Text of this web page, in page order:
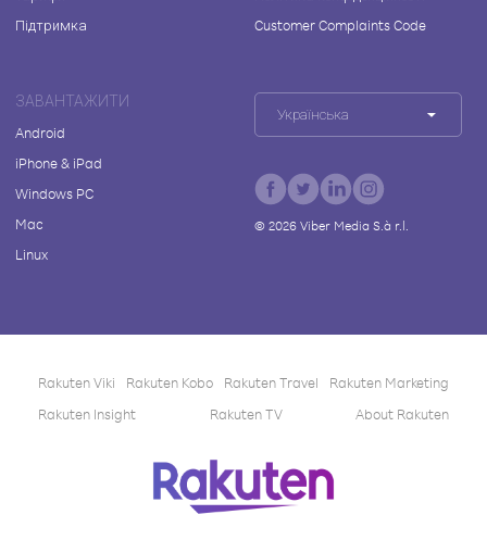
Підтримка
Customer Complaints Code
ЗАВАНТАЖИТИ
Android
iPhone & iPad
Windows PC
Mac
Linux
Українська
© 2026Viber Media S.à r.l.
Rakuten Viki Rakuten Kobo Rakuten Travel
Rakuten Marketing
Rakuten Insight
Rakuten TV About Rakuten